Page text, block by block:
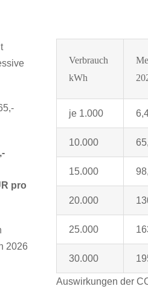
pro
2026
Verbrauch
kWh
je 1.000
10.000
15.000 98,
20.000
25.000
30.000
Auswirkungen der